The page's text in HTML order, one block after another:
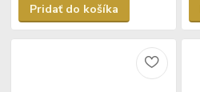
Pridať do košíka